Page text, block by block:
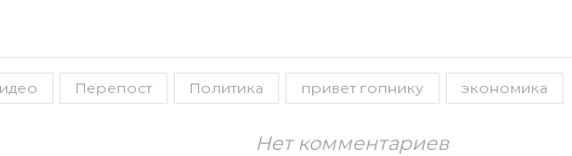
Перепост Политика привет гопнику экономика
Нет комментариев